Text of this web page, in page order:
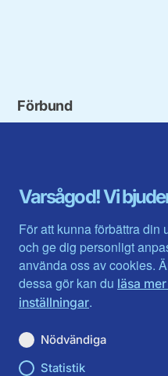
Varsågod! Vi
För att kunna förbättra
och ge dig personligt
använda oss av cookies.
dessa gör kan du läsa
inställningar.
Nödvändiga
Statistik
Förbund
Gävleborg
Halland
Jämtlands län
Jönköpings län
Kalmar län
Kronobergs län
Norrbotten
Skåne län
Du hittar oss här på